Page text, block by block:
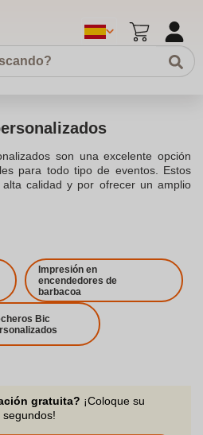
son una excelente opción
para todo tipo de eventos. Estos
calidad y por ofrecer un amplio
como metal y plástico, son
a tus clientes recordar tu marca con
mismo y empieza a promocionar tu
Impresión en
encendedores de
barbacoa
Bic
gratuita? ¡Coloque su